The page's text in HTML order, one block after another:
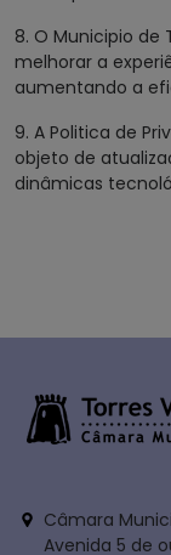
8. O Municipio de
melhorar a
aumentando a
9. A Politica de
objeto de
dinâmicas
Câmara
Avenida 5 de